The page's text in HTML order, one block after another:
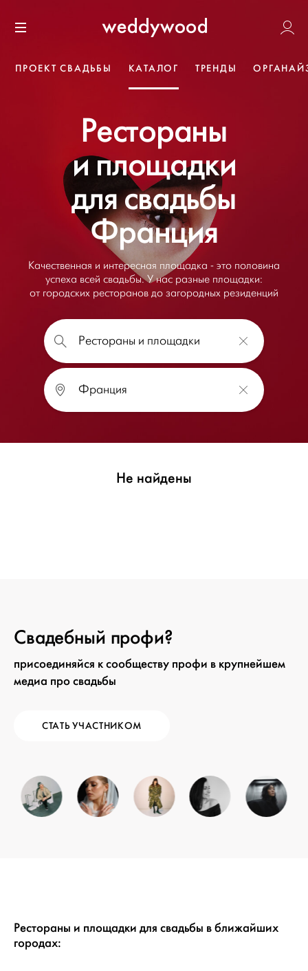
к содержанию
Weddywood
ПРОЕКТ СВАДЬБЫ КАТАЛОГ ТРЕНДЫ
Рестораны
и площадки
для свадьбы
Франция
Качественная и интересная площадка - это половина
успеха всей свадьбы. У нас разные площадки:
от городских ресторанов до загородных резиденций
Не найдены
Свадебный профи?
присоединяйся к сообществу профи в крупнейшем
медиа про свадьбы
СТАТЬ УЧАСТНИКОМ
Рестораны и площадки для свадьбы в ближайших
городах: